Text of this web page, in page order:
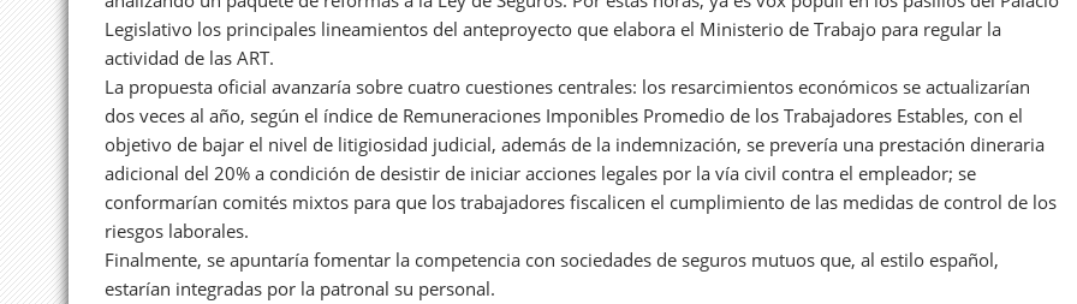
Legislativo los principales lineamientos del anteproyecto que elabora el Ministerio de Trabajo para regular la
actividad de las ART.
La propuesta oficial avanzaría sobre cuatro cuestiones centrales: los resarcimientos económicos se actualizarían
dos veces al año, según el índice de Remuneraciones Imponibles Promedio de los Trabajadores Estables, con el
objetivo de bajar el nivel de litigiosidad judicial, además de la indemnización, se prevería una prestación dineraria
adicional del 20% a condición de desistir de iniciar acciones legales por la vía civil contra el empleador; se
conformarían comités mixtos para que los trabajadores fiscalicen el cumplimiento de las medidas de control de los
riesgos laborales.
Finalmente, se apuntaría fomentar la competencia con sociedades de seguros mutuos que, al estilo español,
estarían integradas por la patronal su personal.